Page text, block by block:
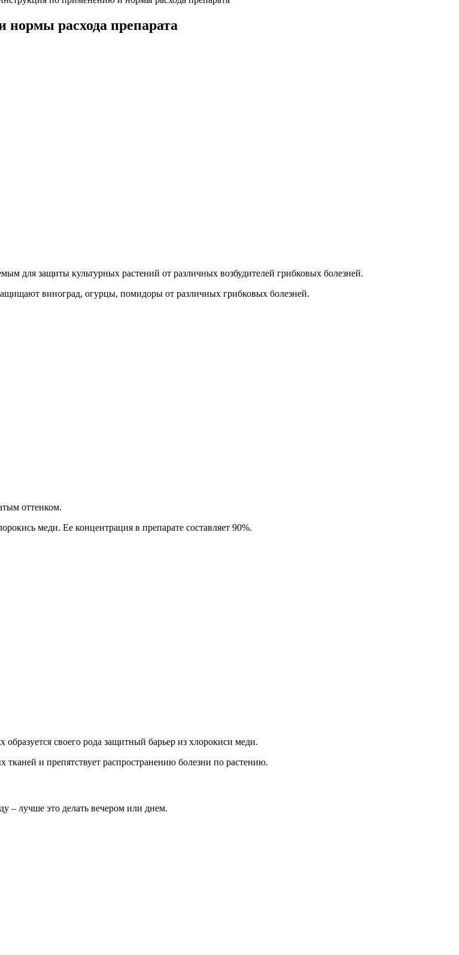
расхода препарата
для защиты культурных растений от различных возбудителей грибковых болезней.
виноград, огурцы, помидоры от различных грибковых болезней.
оттенком.
меди. Ее концентрация в препарате составляет 90%.
своего рода защитный барьер из хлорокиси меди.
и препятствует распространению болезни по растению.
– лучше это делать вечером или днем.